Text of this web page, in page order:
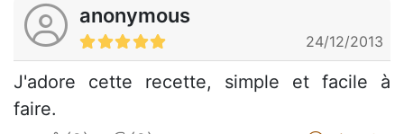
anonymous
24/12/2013
J'adore cette recette, simple et facile à
faire.